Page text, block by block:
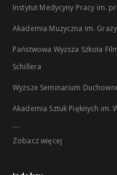
Instytut Medycyny Pracy im.
Akademia Muzyczna im.
Państwowa Wyższa Szkoła
Schillera
Wyższe Seminarium
Akademia Sztuk Pięknych im.
...
Zobacz więcej